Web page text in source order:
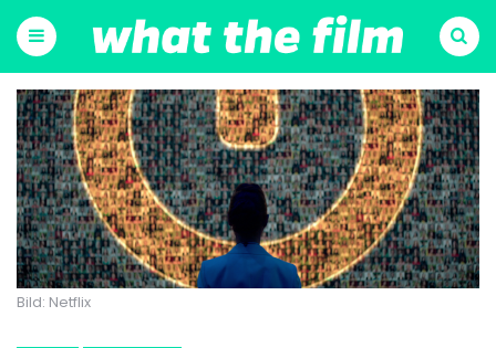
Menu Suchen
Bild: Netflix